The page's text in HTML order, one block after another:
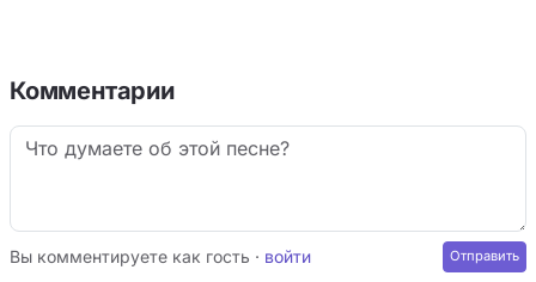
Комментарии
Вы комментируете как гость · войти